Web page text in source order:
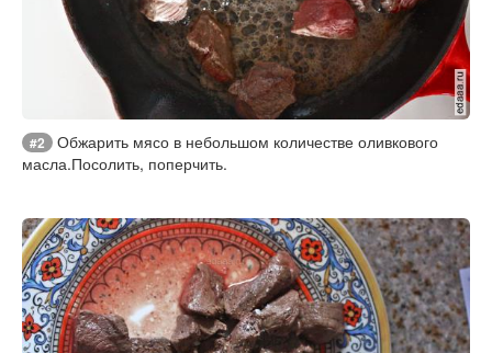
#2
Обжарить мясо в небольшом количестве оливкового
масла.Посолить, поперчить.